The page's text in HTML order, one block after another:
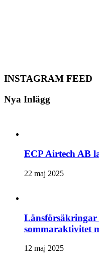
INSTAGRAM FEED
Nya Inlägg
ECP Airtech AB
22 maj 2025
Länsförsäkringar
sommaraktivitet
12 maj 2025